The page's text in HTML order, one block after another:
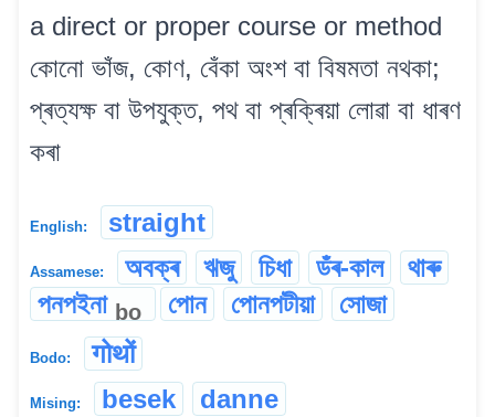
a direct or proper course or method
কোনো ভাঁজ, কোণ, বেঁকা অংশ বা বিষমতা নথকা;
প্ৰত্যক্ষ বা উপযুক্ত, পথ বা প্ৰক্ৰিয়া লোৱা বা ধাৰণ
কৰা
English: straight
Assamese: অবক্ৰ ঋজু চিধা ডঁৰ-কাল
থাৰু
পনপইনা bo পোন পোনপটীয়া সোজা
Bodo: गोथों
Mising: besek danne